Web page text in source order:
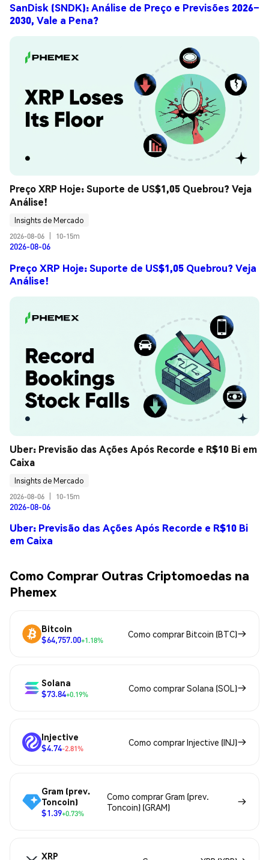
SanDisk (SNDK): Análise de Preço e Previsões 2026–
2030, Vale a Pena?
Preço XRP Hoje: Suporte de US$1,05 Quebrou? Veja
Análise!
Insights de Mercado
2026-08-06
10-15m
2026-08-06
Preço XRP Hoje: Suporte de US$1,05 Quebrou? Veja
Análise!
Uber: Previsão das Ações Após Recorde e R$10 Bi em
Caixa
Insights de Mercado
2026-08-06
10-15m
2026-08-06
Uber: Previsão das Ações Após Recorde e R$10 Bi
em Caixa
Como Comprar Outras Criptomoedas na
Phemex
Bitcoin
$64,757.00+1.18%
Como comprar Bitcoin (BTC)
Solana
$73.84+0.19%
Como comprar Solana (SOL)
Injective
$4.74-2.81%
Como comprar Injective (INJ)
Gram (prev.
Toncoin)
$1.39+0.73%
Como comprar Gram (prev.
Toncoin) (GRAM)
XRP